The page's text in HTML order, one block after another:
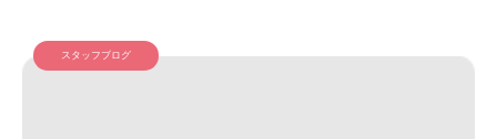
スタッフブログ